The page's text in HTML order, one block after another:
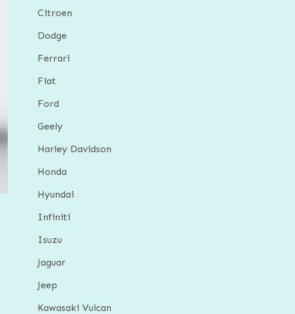
Citroen
Dodge
Ferrari
Fiat
Ford
Geely
Harley Davidson
Honda
Hyundai
Infiniti
Isuzu
Jaguar
Jeep
Kawasaki Vulcan